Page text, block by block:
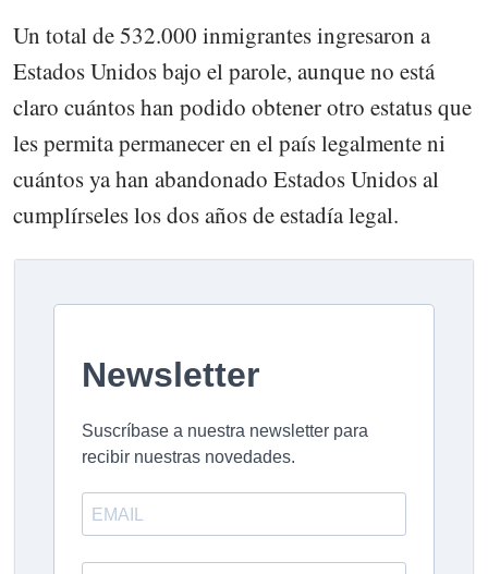
Un total de 532.000 inmigrantes ingresaron a
Estados Unidos bajo el parole, aunque no está
claro cuántos han podido obtener otro estatus que
les permita permanecer en el país legalmente ni
cuántos ya han abandonado Estados Unidos al
cumplírseles los dos años de estadía legal.